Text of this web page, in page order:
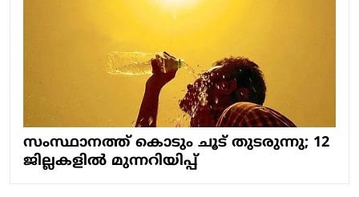
സംസ്ഥാനത്ത് കൊടും ചൂട് തുടരുന്നു; 12
ജില്ലകളില്‍ മുന്നറിയിപ്പ്